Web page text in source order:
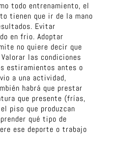
todo entrenamiento, el
tienen que ir de la mano
Evitar
en frio. Adoptar
no quiere decir que
las condiciones
estiramientos antes o
a una actividad,
habrá que prestar
que presente (frías,
piso que produzcan
qué tipo de
ese deporte o trabajo